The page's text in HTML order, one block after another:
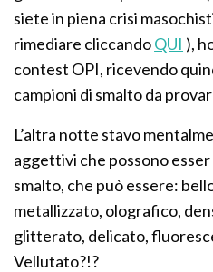
siete in piena crisi
rimediare cliccandoQUI ),
contest OPI, ricevendo
campioni di smalto da
L’altra notte stavo
aggettivi che possono
smalto, che può essere:
metallizzato, olografico,
glitterato, delicato,
Vellutato?!?